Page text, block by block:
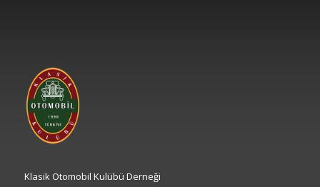
Klasik Otomobil Kulübü Derneği